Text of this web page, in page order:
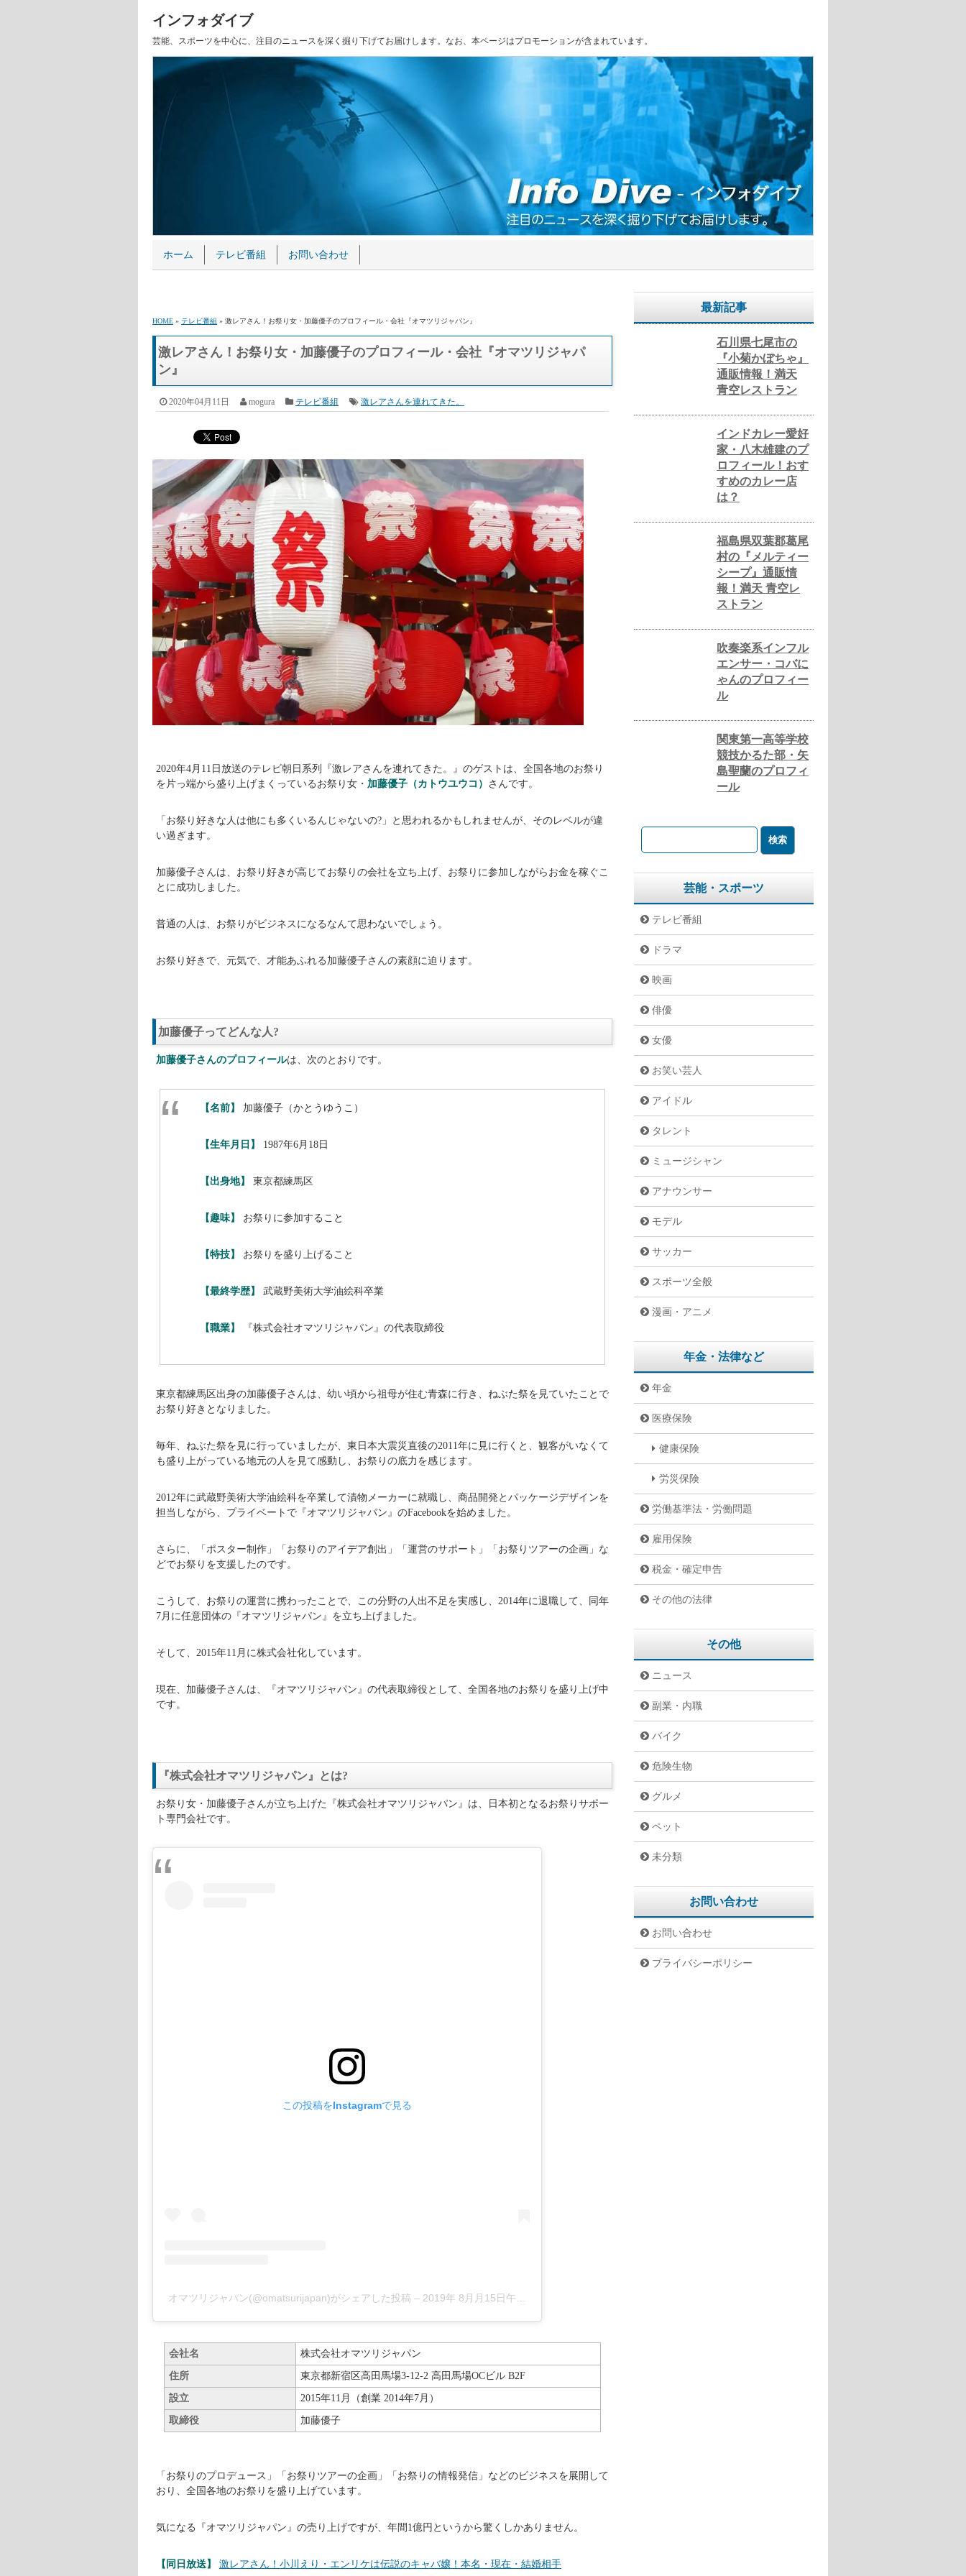
インフォダイブ
芸能、スポーツを中心に、注目のニュースを深く掘り下げてお届けします。なお、本ページはプロモーションが含まれています。
ホーム テレビ番組 お問い合わせ
HOME» テレビ番組» 激レアさん！お祭り女・加藤優子のプロフィール・会社『オマツリジャパン』
激レアさん！お祭り女・加藤優子のプロフィール・会社『オマツリジャパ
ン』
2020年04月11日 mogura テレビ番組 激レアさんを連れてきた。
「お祭り好きな人は他にも多くいるんじゃないの?」と思われるかもしれませんが、そのレベルが違
い過ぎます。
加藤優子ってどんな人?
【生年月日】1987年6月18日
【出身地】東京都練馬区
東京都練馬区出身の加藤優子さんは、幼い頃から祖母が住む青森に行き、ねぶた祭を見ていたことで
お祭り好きとなりました。
毎年、ねぶた祭を見に行っていましたが、東日本大震災直後の2011年に見に行くと、観客がいなくて
そして、2015年11月に株式会社化しています。
現在、加藤優子さんは、『オマツリジャパン』の代表取締役として、全国各地のお祭りを盛り上げ中
『株式会社オマツリジャパン』とは?
お祭り女・加藤優子さんが立ち上げた『株式会社オマツリジャパン』は、日本初となるお祭りサポー
最新記事
石川県七尾市の
『小菊かぼちゃ』
通販情報！満天
青空レストラン
インドカレー愛好
家・八木雄建のプ
ロフィール！おす
すめのカレー店
は？
福島県双葉郡葛尾
村の『メルティー
シープ』通販情
報！満天 青空レ
ストラン
吹奏楽系インフル
エンサー・コバに
ゃんのプロフィー
ル
関東第一高等学校
競技かるた部・矢
島聖蘭のプロフィ
ール
芸能・スポーツ
テレビ番組
ドラマ
映画
俳優
女優
お笑い芸人
アイドル
タレント
ミュージシャン
アナウンサー
モデル
サッカー
スポーツ全般
漫画・アニメ
年金・法律など
年金
医療保険
健康保険
労災保険
労働基準法・労働問題
雇用保険
税金・確定申告
その他の法律
その他
ニュース
副業・内職
バイク
危険生物
グルメ
ペット
未分類
お問い合わせ
お問い合わせ
プライバシーポリシー